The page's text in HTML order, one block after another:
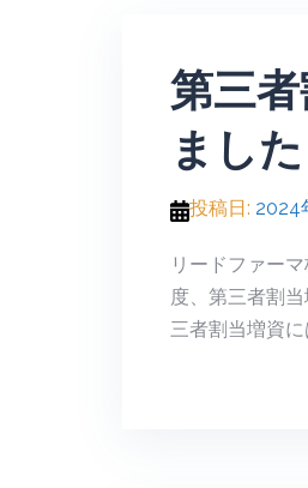
第三
ました
投稿日: 2024
リードファー
度、第三者割
三者割当増資